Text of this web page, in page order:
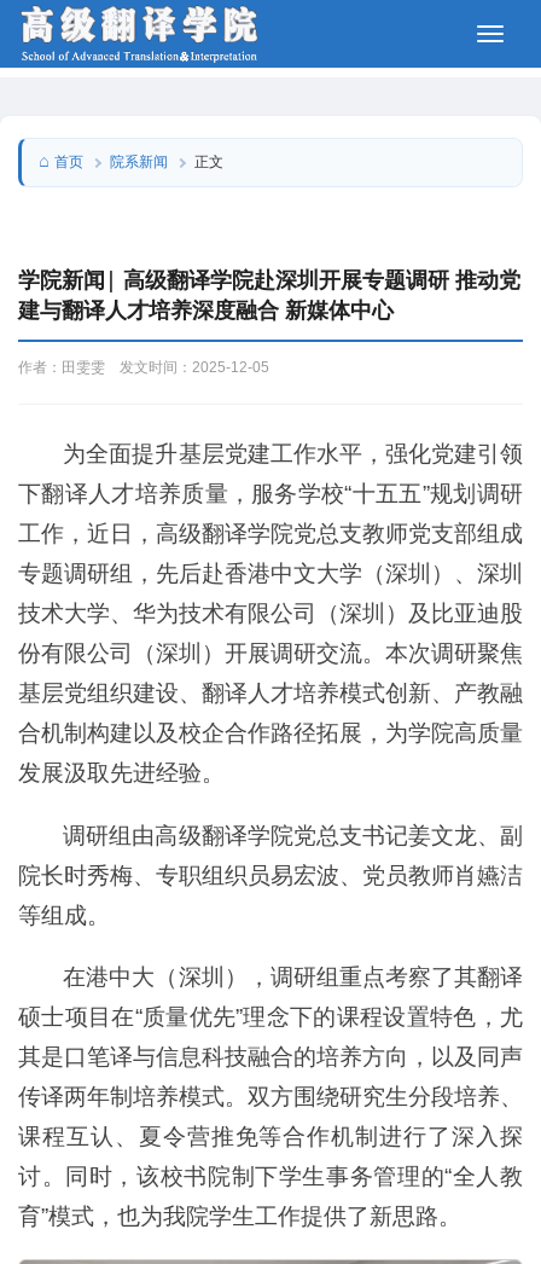
首页 院系新闻 正文
学院新闻| 高级翻译学院赴深圳开展专题调研 推动党
建与翻译人才培养深度融合 新媒体中心
作者：田雯雯 发文时间：2025-12-05
为全面提升基层党建工作水平，强化党建引领
下翻译人才培养质量，服务学校“十五五”规划调研
工作，近日，高级翻译学院党总支教师党支部组成
专题调研组，先后赴香港中文大学（深圳）、深圳
技术大学、华为技术有限公司（深圳）及比亚迪股
份有限公司（深圳）开展调研交流。本次调研聚焦
基层党组织建设、翻译人才培养模式创新、产教融
合机制构建以及校企合作路径拓展，为学院高质量
发展汲取先进经验。
调研组由高级翻译学院党总支书记姜文龙、副
院长时秀梅、专职组织员易宏波、党员教师肖嬿洁
等组成。
在港中大（深圳），调研组重点考察了其翻译
硕士项目在“质量优先”理念下的课程设置特色，尤
其是口笔译与信息科技融合的培养方向，以及同声
传译两年制培养模式。双方围绕研究生分段培养、
课程互认、夏令营推免等合作机制进行了深入探
讨。同时，该校书院制下学生事务管理的“全人教
育”模式，也为我院学生工作提供了新思路。